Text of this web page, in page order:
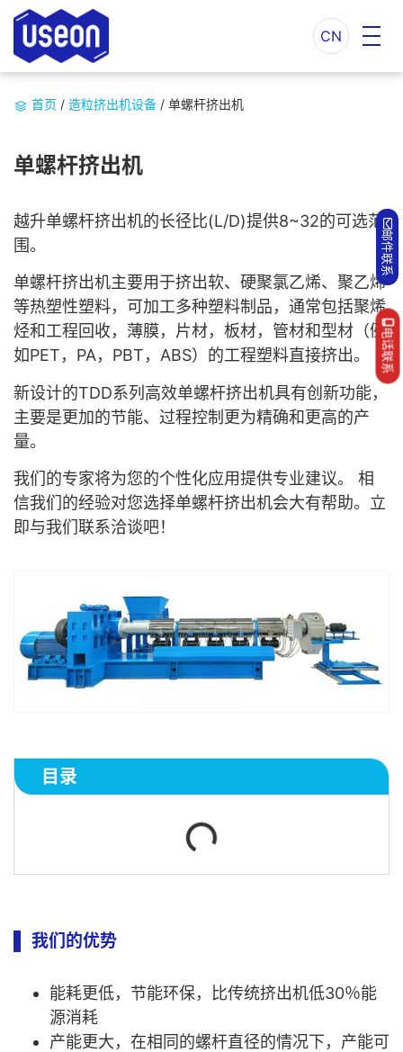
CN
首页 / 造粒挤出机设备 / 单螺杆挤出机
单螺杆挤出机
越升单螺杆挤出机的长径比(L/D)提供8~32的可选范
围。
单螺杆挤出机主要用于挤出软、硬聚氯乙烯、聚乙烯
等热塑性塑料，可加工多种塑料制品，通常包括聚烯
烃和工程回收，薄膜，片材，板材，管材和型材（例
如PET，PA，PBT，ABS）的工程塑料直接挤出。
新设计的TDD系列高效单螺杆挤出机具有创新功能，
主要是更加的节能、过程控制更为精确和更高的产
量。
我们的专家将为您的个性化应用提供专业建议。 相
信我们的经验对您选择单螺杆挤出机会大有帮助。立
即与我们联系洽谈吧！
目录
我们的优势
能耗更低，节能环保，比传统挤出机低30％能
源消耗
产能更大，在相同的螺杆直径的情况下，产能可
邮件联系
电话联系